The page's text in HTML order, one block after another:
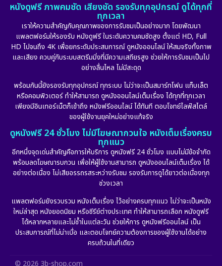
หนังดูฟรี ภาพคมชัด เสียงชัด รองรับทุกอุปกรณ์ ดูได้ทุกที่
ทุกเวลา
เราให้ความสำคัญกับคุณภาพของการรับชมเป็นอย่างมาก โดยพัฒนา
แพลตฟอร์มให้รองรับ หนังดูฟรี ในระดับความคมชัดสูง ตั้งแต่ HD, Full
HD ไปจนถึง 4K เพื่อยกระดับประสบการณ์ ดูหนังออนไลน์ ให้สมจริงทั้งภาพ
และเสียง ควบคู่กับระบบสตรีมมิ่งที่มีความเสถียรสูง ช่วยให้การรับชมเป็นไป
อย่างลื่นไหล ไม่มีสะดุด
พร้อมกันนี้ยังรองรับทุกอุปกรณ์ ทุกระบบ ไม่ว่าจะเป็นสมาร์ทโฟน แท็บเล็ต
หรือคอมพิวเตอร์ ทำให้สามารถ ดูหนังออนไลน์เต็มเรื่อง ได้ทุกที่ทุกเวลา
เพียงมีอินเทอร์เน็ตก็เข้าถึง หนังฟรีออนไลน์ ได้ทันที ตอบโจทย์ไลฟ์สไตล์
ของผู้ใช้งานยุคใหม่อย่างแท้จริง
ดูหนังฟรี 24 ชั่วโมง ไม่มีโฆษณากวนใจ หนังเต็มเรื่องครบ
ทุกแนว
อีกหนึ่งจุดเด่นสำคัญคือการให้บริการ ดูหนังฟรี 24 ชั่วโมง แบบไม่มีข้อจำกัด
พร้อมลดโฆษณารบกวน เพื่อให้ผู้ใช้งานสามารถ ดูหนังออนไลน์เต็มเรื่อง ได้
อย่างต่อเนื่อง ไม่เสียอรรถรสระหว่างรับชม รองรับการดูได้ยาวต่อเนื่องทุก
ช่วงเวลา
แพลตฟอร์มยังรวบรวม หนังเต็มเรื่อง ไว้อย่างครบทุกแนว ไม่ว่าจะเป็นหนัง
ใหม่ล่าสุด หนังยอดนิยม หรือซีรีย์ต่างประเทศ ทำให้สามารถเลือก หนังดูฟรี
ได้หลากหลายและไม่ซ้ำในแต่ละวัน ช่วยให้การ ดูหนังฟรีออนไลน์ เป็น
ประสบการณ์ที่ไม่น่าเบื่อ และตอบโจทย์ความต้องการของผู้ใช้งานได้อย่าง
ครบถ้วนในที่เดียว
© 2026 3b-shop.com